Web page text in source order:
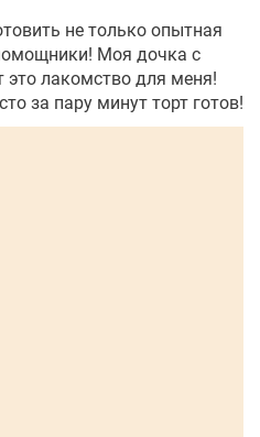
не только опытная
Моя дочка с
это лакомство для меня!
за пару минут торт готов!